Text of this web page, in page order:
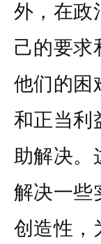
外，在政
己的要求
他们的困
和正当利
助解决。
解决一些
创造性，